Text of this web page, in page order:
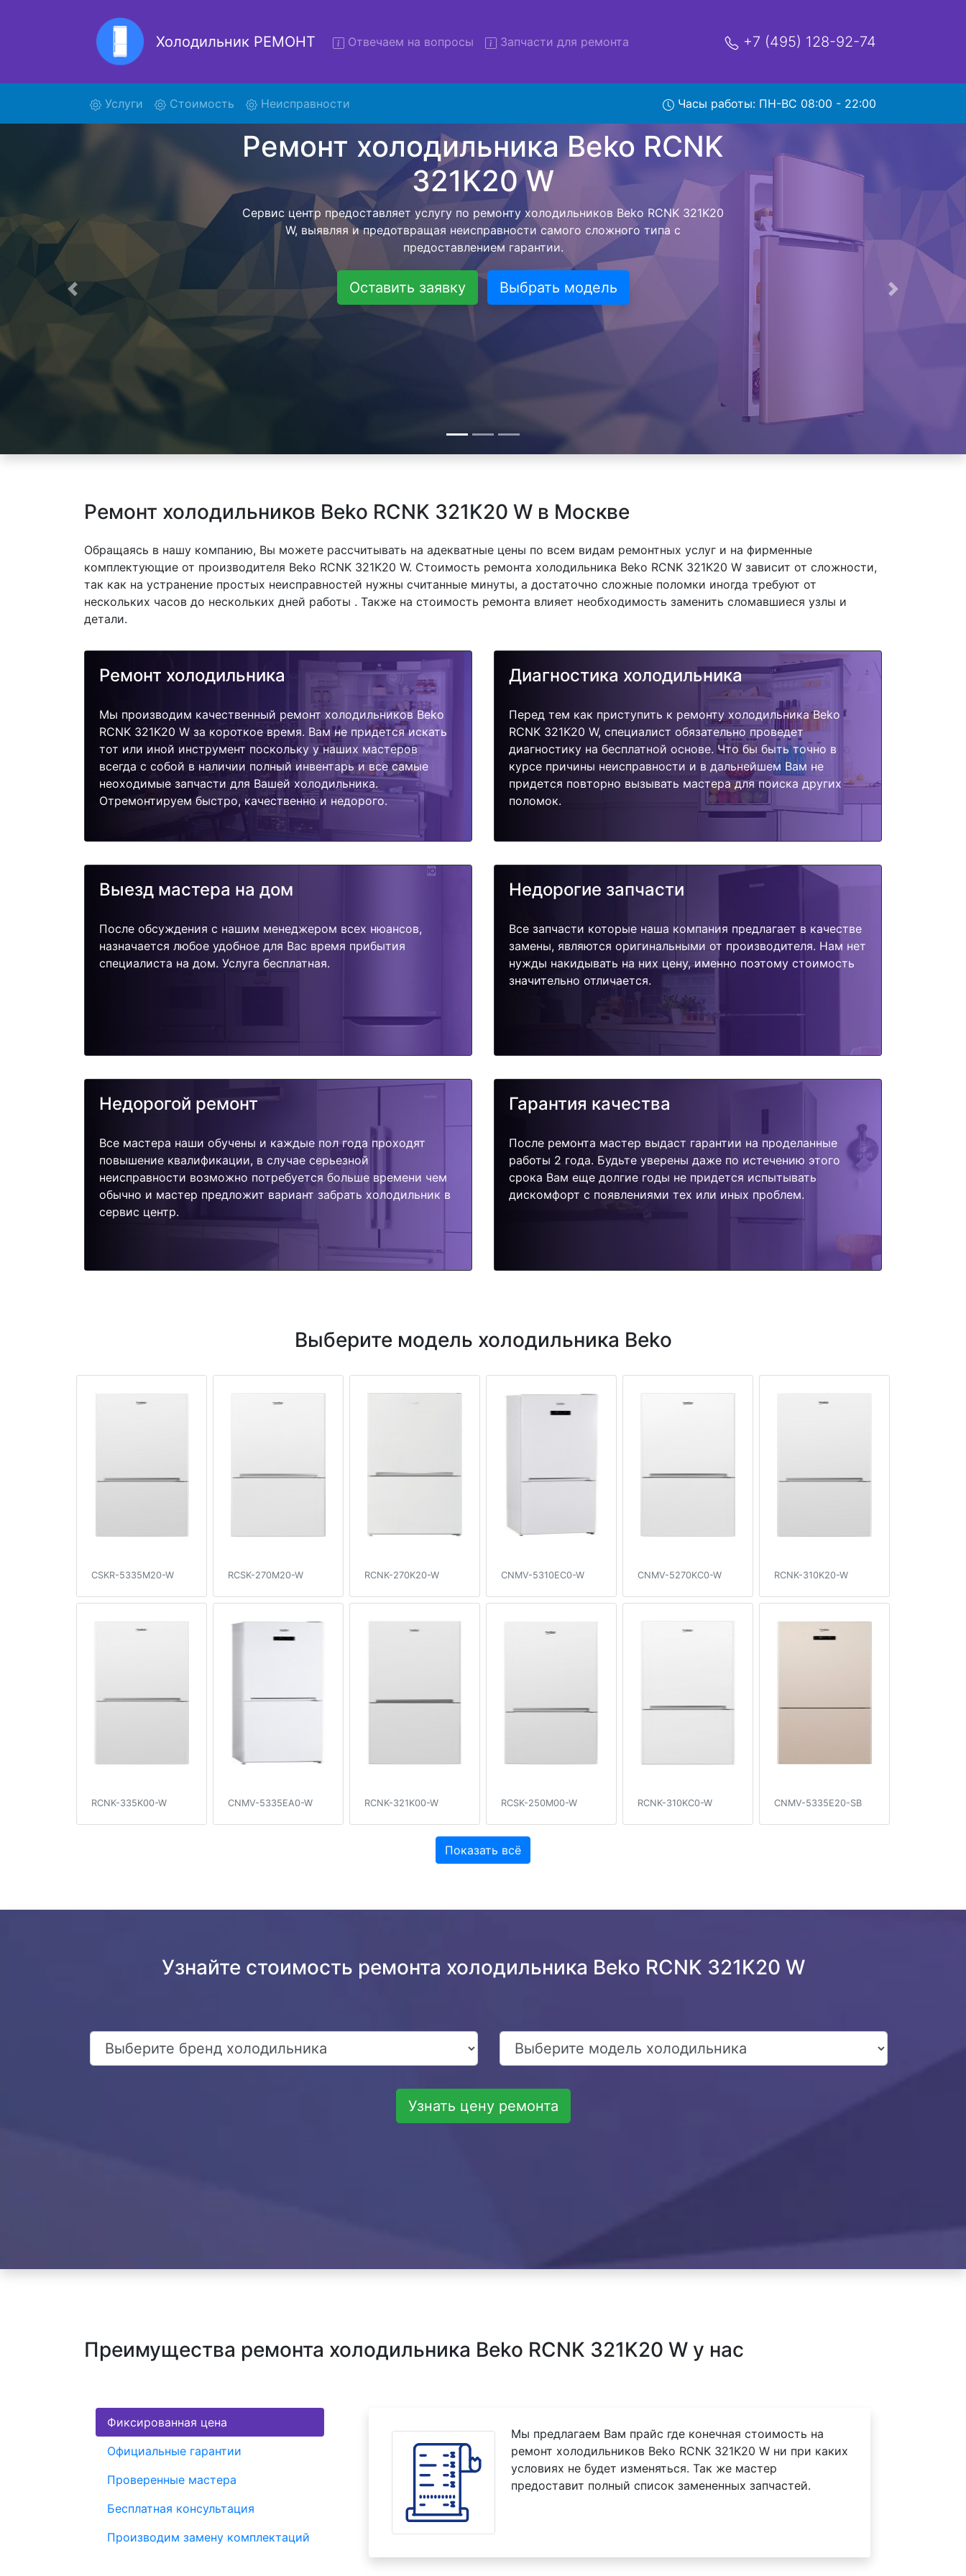
Холодильник РЕМОНТ Отвечаем на вопросы Запчасти для ремонта +7 (495) 128-92-74
Услуги (current)Стоимость Неисправности Часы работы: ПН-ВС 08:00 - 22:00
Ремонт холодильников с вывозом - чтобы клиент не тратил свое время и деньги на
поиски курьерской службы, наш мастер сам заберет холодильник Beko RCNK
321K20 W и отвезет в сервисный центр. Ремонт холодильника Beko RCNK 321K20 W
осуществляется внутри сервисного центра, тем самым Вам не предстоит ожидать
мастера как закончит с ремонтом. Перед тем как холодильная техника сдается,
согласовывается конечная стоимость работ и в дальнейшем фиксируется.
Перечень бесплатных услуг от компании - Доставка холодильников , выезд
специалиста, консультирование и диагностика.
Оставить заявку Выбрать модель
Предыдущая Следующая
Ремонт холодильников Beko RCNK 321K20 W в Москве
Обращаясь в нашу компанию, Вы можете рассчитывать на адекватные цены по всем видам ремонтных услуг и на фирменные
комплектующие от производителя Beko RCNK 321K20 W. Стоимость ремонта холодильника Beko RCNK 321K20 W зависит от сложности,
так как на устранение простых неисправностей нужны считанные минуты, а достаточно сложные поломки иногда требуют от
нескольких часов до нескольких дней работы . Также на стоимость ремонта влияет необходимость заменить сломавшиеся узлы и
детали.
Ремонт холодильника
Мы производим качественный ремонт холодильников Beko
RCNK 321K20 W за короткое время. Вам не придется искать
тот или иной инструмент поскольку у наших мастеров
всегда с собой в наличии полный инвентарь и все самые
неоходимые запчасти для Вашей холодильника.
Отремонтируем быстро, качественно и недорого.
Диагностика холодильника
Перед тем как приступить к ремонту холодильника Beko
RCNK 321K20 W, специалист обязательно проведет
диагностику на бесплатной основе. Что бы быть точно в
курсе причины неисправности и в дальнейшем Вам не
придется повторно вызывать мастера для поиска других
поломок.
Выезд мастера на дом
После обсуждения с нашим менеджером всех нюансов,
назначается любое удобное для Вас время прибытия
специалиста на дом. Услуга бесплатная.
Недорогие запчасти
Все запчасти которые наша компания предлагает в качестве
замены, являются оригинальными от производителя. Нам нет
нужды накидывать на них цену, именно поэтому стоимость
значительно отличается.
Недорогой ремонт
Все мастера наши обучены и каждые пол года проходят
повышение квалификации, в случае серьезной
неисправности возможно потребуется больше времени чем
обычно и мастер предложит вариант забрать холодильник в
сервис центр.
Гарантия качества
После ремонта мастер выдаст гарантии на проделанные
работы 2 года. Будьте уверены даже по истечению этого
срока Вам еще долгие годы не придется испытывать
дискомфорт с появлениями тех или иных проблем.
Выберите модель холодильника Beko
CSKR-5335M20-W RCSK-270M20-W RCNK-270K20-W CNMV-5310EC0-W CNMV-5270KC0-W RCNK-310K20-W
RCNK-335K00-W CNMV-5335EA0-W RCNK-321K00-W RCSK-250M00-W RCNK-310KC0-W CNMV-5335E20-SB
Показать всё
Узнайте стоимость ремонта холодильника Beko RCNK 321K20 W
Узнать цену ремонта
Преимущества ремонта холодильника Beko RCNK 321K20 W у нас
Фиксированная цена
Официальные гарантии
Проверенные мастера
Бесплатная консультация
Производим замену комплектаций
Мы предлагаем Вам прайс где конечная стоимость на
ремонт холодильников Beko RCNK 321K20 W ни при каких
условиях не будет изменяться. Так же мастер
предоставит полный список замененных запчастей.